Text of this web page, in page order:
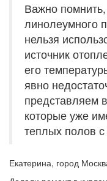
Важно
линолеумного
нельзя
источник
его
явно
представляем
которые уже
теплых полов
Екатерина, город